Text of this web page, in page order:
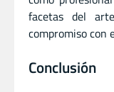
facetas del
compromiso con
Conclusión